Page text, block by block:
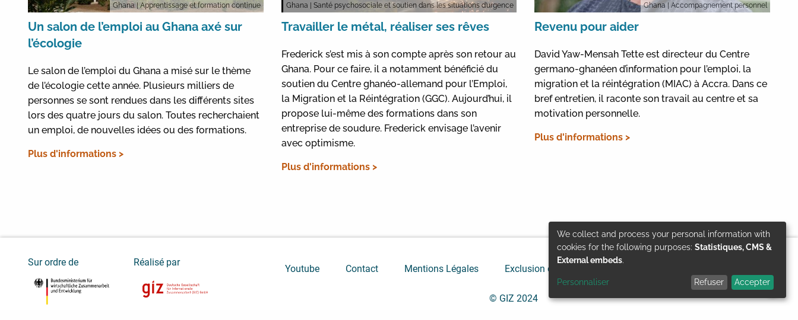
Ghana | Apprentissage et formation continue
Un salon de l’emploi au Ghana axé sur
l’écologie
Le salon de l’emploi du Ghana a misé sur le thème
de l’écologie cette année. Plusieurs milliers de
personnes se sont rendues dans les différents sites
lors des quatre jours du salon. Toutes recherchaient
un emploi, de nouvelles idées ou des formations.
Plus d'informations >
Ghana | Santé psychosociale et soutien dans les situations d’urgence
Travailler le métal, réaliser ses rêves
Frederick s’est mis à son compte après son retour au
Ghana. Pour ce faire, il a notamment bénéficié du
soutien du Centre ghanéo-allemand pour l’Emploi,
la Migration et la Réintégration (GGC). Aujourd’hui, il
propose lui-même des formations dans son
entreprise de soudure. Frederick envisage l’avenir
avec optimisme.
Plus d'informations >
Ghana | Accompagnement personnel
Revenu pour aider
David Yaw-Mensah Tette est directeur du Centre
germano-ghanéen d’information pour l’emploi, la
migration et la réintégration (MIAC) à Accra. Dans ce
bref entretien, il raconte son travail au centre et sa
motivation personnelle.
Plus d'informations >
Sur ordre de Réalisé par
Youtube Contact Mentions Légales Exclusion de responsabilité
© GIZ 2024
Use
of
personal
We collect and process your personal information with
cookies for the following purposes: Statistiques, CMS &
External embeds.
Personnaliser Refuser Accepter